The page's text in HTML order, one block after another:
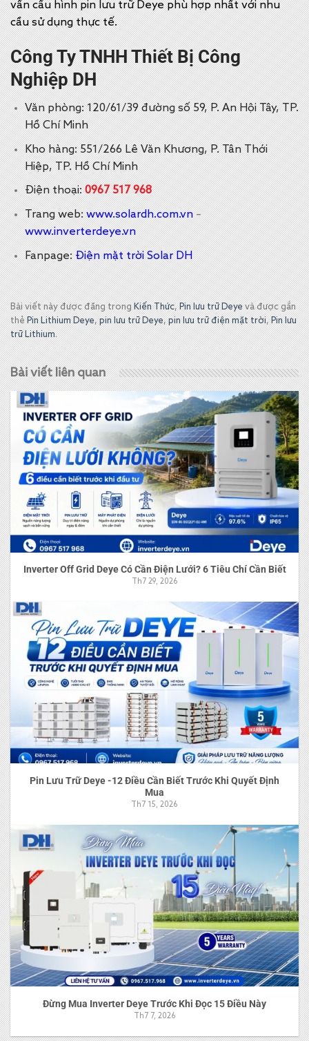
vấn cấu hình pin lưu trữ Deye phù hợp nhất với nhu
cầu sử dụng thực tế.
Công Ty TNHH Thiết Bị Công
Nghiệp DH
Văn phòng: 120/61/39 đường số 59, P. An Hội Tây, TP.
Hồ Chí Minh
Kho hàng: 551/266 Lê Văn Khương, P. Tân Thới
Hiệp, TP. Hồ Chí Minh
Điện thoại:0967 517 968
Trang web:www.solardh.com.vn–
www.inverterdeye.vn
Fanpage: Điện mặt trời Solar DH
Bài viết này được đăng trongKiến Thức,Pin lưu trữ Deyevà được gắn
thẻPin Lithium Deye,pin lưu trữ Deye,pin lưu trữ điện mặt trời,Pin lưu
trữ Lithium.
Bài viết liên quan
Inverter Off Grid Deye Có Cần Điện Lưới? 6 Tiêu Chí Cần Biết
Th7 29, 2026
Pin Lưu Trữ Deye -12 Điều Cần Biết Trước Khi Quyết Định
Mua
Th7 15, 2026
Đừng Mua Inverter Deye Trước Khi Đọc 15 Điều Này
Th7 7, 2026